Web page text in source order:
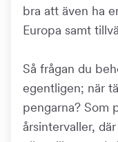
bra att även ha
Europa samt
Så frågan du
egentligen; när
pengarna? Som
årsintervaller,